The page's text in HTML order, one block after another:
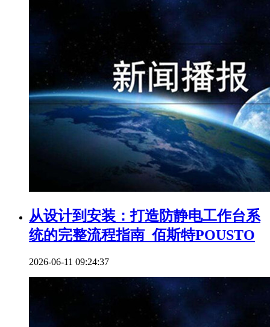
从设计到安装：打造防静电工作台系
统的完整流程指南_佰斯特POUSTO
2026-06-11 09:24:37